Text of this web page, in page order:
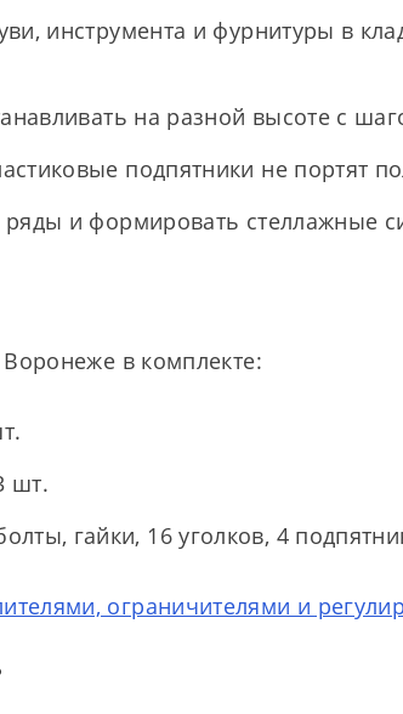
инструмента и фурнитуры в
на разной высоте с
подпятники не портят
ряды и формировать стеллажные
в комплекте:
шт.
гайки, 16 уголков, 4
ограничителями и